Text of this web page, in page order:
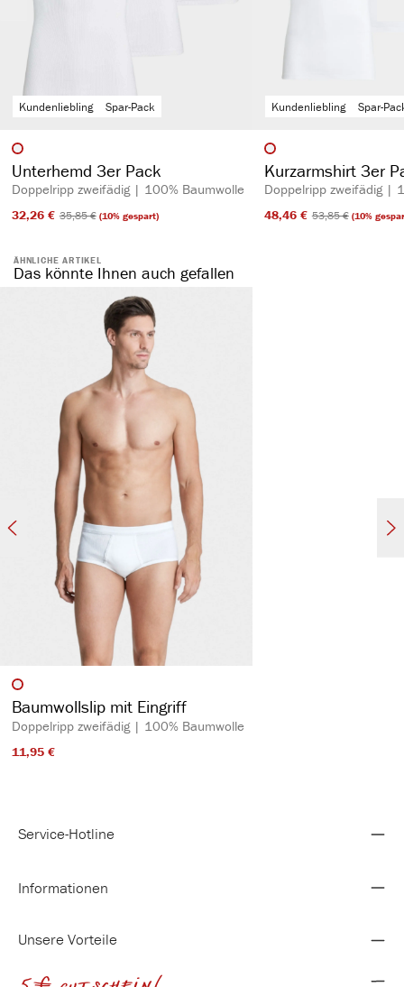
Kundenliebling Spar-Pack
Artikelfarbe
Unterhemd 3er Pack
Doppelripp zweifädig | 100% Baumwolle
32,26 €​ 35,85 €​(10% gespart)
Kundenliebling Spar-
Artikelfarbe
Kurzarmshirt 3er
Doppelripp zweifädig |
48,46 €​ 53,85 €​(10%
ÄHNLICHE ARTIKEL
Das könnte Ihnen auch gefallen
Artikelfarbe
Baumwollslip mit Eingriff
Doppelripp zweifädig | 100% Baumwolle
11,95 €​
Service-Hotline
Informationen
Unsere Vorteile